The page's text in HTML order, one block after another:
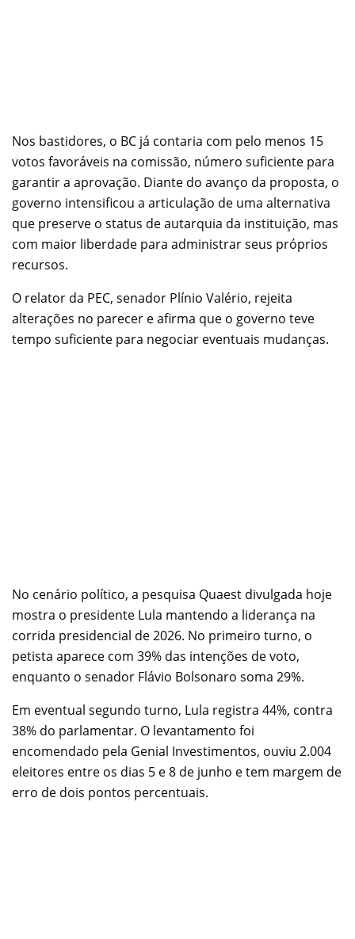
Nos bastidores, o BC já contaria com pelo menos 15
votos favoráveis na comissão, número suficiente para
garantir a aprovação. Diante do avanço da proposta, o
governo intensificou a articulação de uma alternativa
que preserve o status de autarquia da instituição, mas
com maior liberdade para administrar seus próprios
recursos.
O relator da PEC, senador Plínio Valério, rejeita
alterações no parecer e afirma que o governo teve
tempo suficiente para negociar eventuais mudanças.
No cenário político, a pesquisa Quaest divulgada hoje
mostra o presidente Lula mantendo a liderança na
corrida presidencial de 2026. No primeiro turno, o
petista aparece com 39% das intenções de voto,
enquanto o senador Flávio Bolsonaro soma 29%.
Em eventual segundo turno, Lula registra 44%, contra
38% do parlamentar. O levantamento foi
encomendado pela Genial Investimentos, ouviu 2.004
eleitores entre os dias 5 e 8 de junho e tem margem de
erro de dois pontos percentuais.